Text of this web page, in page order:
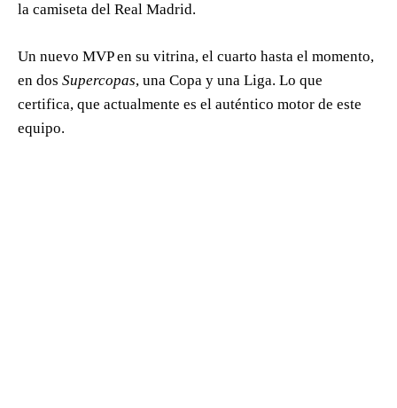
la camiseta del Real Madrid.
Un nuevo MVP en su vitrina, el cuarto hasta el momento,
en dos Supercopas, una Copa y una Liga. Lo que
certifica, que actualmente es el auténtico motor de este
equipo.